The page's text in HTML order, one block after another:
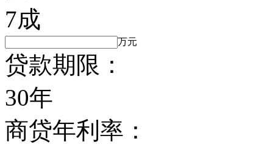
7成
万元
贷款期限：
30年
商贷年利率：